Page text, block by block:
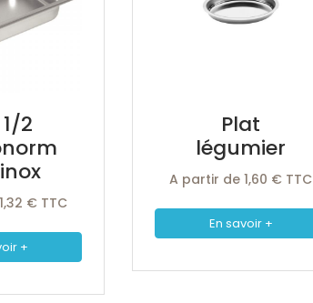
2
€ TTC
+
Plat
légumier
A partir de 1,60 € TTC
En savoir +